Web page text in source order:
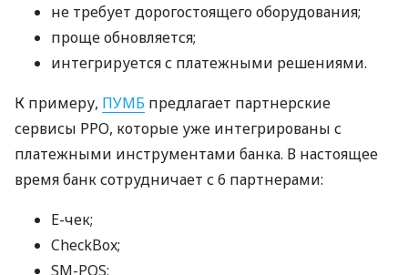
не требует дорогостоящего оборудования;
проще обновляется;
интегрируется с платежными решениями.
К примеру, ПУМБ предлагает партнерские
сервисы РРО, которые уже интегрированы с
платежными инструментами банка. В настоящее
время банк сотрудничает с 6 партнерами:
E-чек;
CheckBox;
SM-POS;